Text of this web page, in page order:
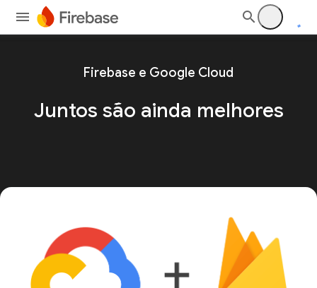
Firebase e Google Cloud
Juntos são ainda melhores